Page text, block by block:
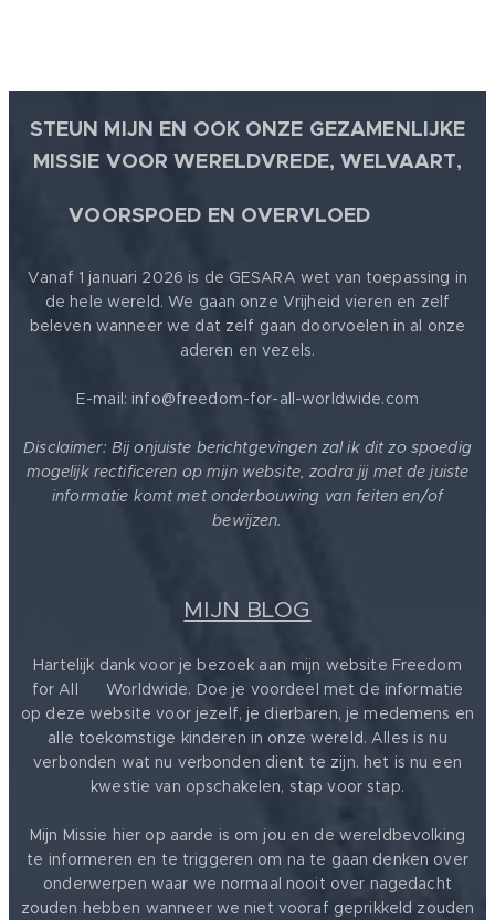
STEUN MIJN EN OOK ONZE GEZAMENLIJKE
MISSIE VOOR WERELDVREDE, WELVAART,
VOORSPOED EN OVERVLOED
Vanaf 1 januari 2026 is de GESARA wet van toepassing in
de hele wereld. We gaan onze Vrijheid vieren en zelf
beleven wanneer we dat zelf gaan doorvoelen in al onze
aderen en vezels.
E-mail: info@freedom-for-all-worldwide.com
Disclaimer: Bij onjuiste berichtgevingen zal ik dit zo spoedig
mogelijk rectificeren op mijn website, zodra jij met de juiste
informatie komt met onderbouwing van feiten en/of
bewijzen.
MIJN BLOG
Hartelijk dank voor je bezoek aan mijn website Freedom
for All ❤️ Worldwide. Doe je voordeel met de informatie
op deze website voor jezelf, je dierbaren, je medemens en
alle toekomstige kinderen in onze wereld. Alles is nu
verbonden wat nu verbonden dient te zijn. het is nu een
kwestie van opschakelen, stap voor stap.
Mijn Missie hier op aarde is om jou en de wereldbevolking
te informeren en te triggeren om na te gaan denken over
onderwerpen waar we normaal nooit over nagedacht
zouden hebben wanneer we niet vooraf geprikkeld zouden